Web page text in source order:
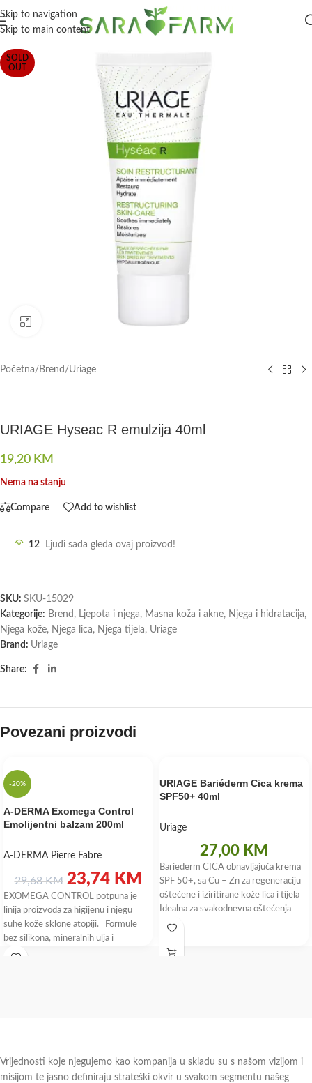
Skip to navigation
Skip to main content
SOLD
OUT
Početna/ Brend /Uriage
URIAGE Hyseac R emulzija 40ml
19,20 KM
Nema na stanju
Compare Add to wishlist
12 Ljudi sada gleda ovaj proizvod!
SKU: SKU-15029
Kategorije: Brend , Ljepota i njega, Masna koža i akne, Njega i hidratacija,
Njega kože, Njega lica, Njega tijela, Uriage
Brand: Uriage
Share:
Povezani proizvodi
-20%
A-DERMA Exomega Control
Emolijentni balzam 200ml
A-DERMA Pierre Fabre
29,68KM 23,74 KM
EXOMEGA CONTROL potpuna je
linija proizvoda za higijenu i njegu
suhe kože sklone atopiji. Formule
bez silikona, mineralnih ulja i
URIAGE Bariéderm Cica krema
SPF50+ 40ml
Uriage
27,00 KM
Bariederm CICA obnavljajuća krema
SPF 50+, sa Cu – Zn za regeneraciju
oštećene i iziritirane kože lica i tijela
Idealna za svakodnevna oštećenja
kože izloženih suncu (ogrebotine,
Vrijednosti koje njegujemo kao kompanija u skladu su s našom vizijom i
misijom te jasno definiraju strateški okvir u svakom segmentu našeg